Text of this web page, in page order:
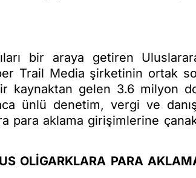
bir araya getiren
Trail Media şirketinin ortak
kaynaktan gelen 3.6 milyon
ünlü denetim, vergi ve
para aklama girişimlerine
OLİGARKLARA PARA